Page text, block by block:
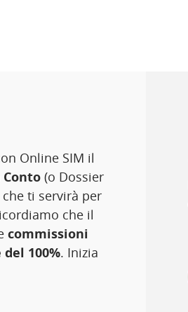
Online SIM il
(o Dossier
ti servirà per
che il
commissioni
100%. Inizia